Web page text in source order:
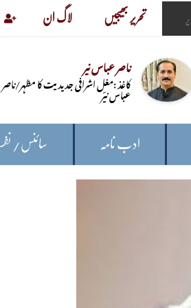
تحریر بھیجیں لاگ ان
ناصر عباس نیر
کاغذ :مغل اشرافی جدیدیت کا مظہر/ناصر
عباس نیّر
ادب نامہ سائنس/